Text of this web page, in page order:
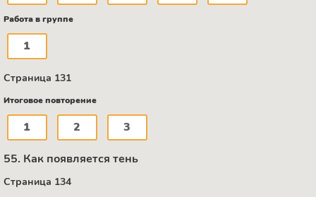
Работа в группе
1
Страница 131
Итоговое повторение
1 2 3
55. Как появляется тень
Страница 134